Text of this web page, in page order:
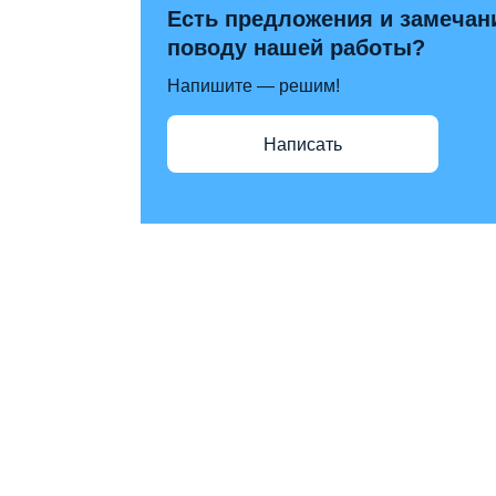
Есть предложения и
поводу нашей работы?
Напишите — решим!
Написать